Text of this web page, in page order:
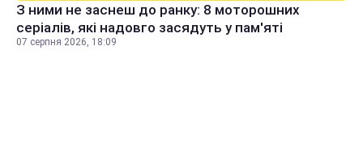
З ними не заснеш до ранку: 8 моторошних
серіалів, які надовго засядуть у пам'яті
07 серпня 2026, 18:09